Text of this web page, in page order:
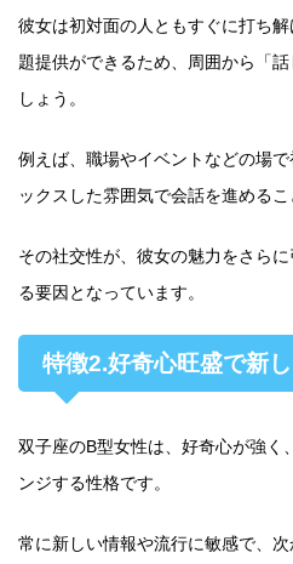
彼女は初対面の人ともすぐに打ち
題提供ができるため、周囲から「
しょう。
例えば、職場やイベントなどの場
ックスした雰囲気で会話を進めるこ
その社交性が、彼女の魅力をさら
る要因となっています。
特徴2.好奇心旺盛で新
双子座のB型女性は、好奇心が強く
ンジする性格です。
常に新しい情報や流行に敏感で、次